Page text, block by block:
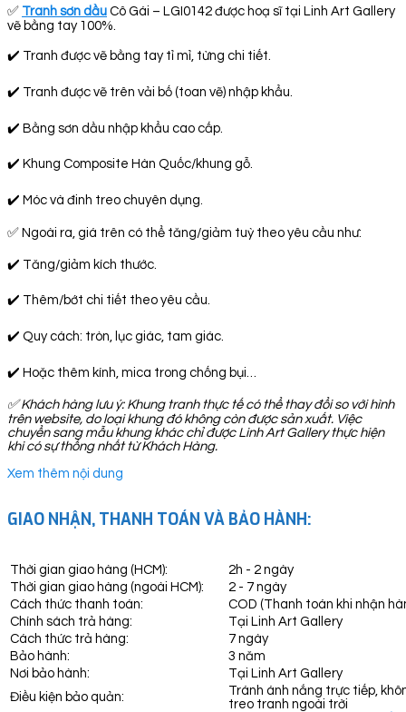
✅ Tranh sơn dầu Cô Gái – LGI0142 được hoạ sĩ tại Linh Art Gallery
vẽ bằng tay 100%.
✔️ Tranh được vẽ bằng tay tỉ mỉ, từng chi tiết.
✔️ Tranh được vẽ trên vải bố (toan vẽ) nhập khẩu.
✔️ Bằng sơn dầu nhập khẩu cao cấp.
✔️ Khung Composite Hàn Quốc/khung gỗ.
✔️ Móc và đinh treo chuyên dụng.
✅ Ngoài ra, giá trên có thể tăng/giảm tuỳ theo yêu cầu như:
✔️ Tăng/giảm kích thước.
✔️ Thêm/bớt chi tiết theo yêu cầu.
✔️ Quy cách: tròn, lục giác, tam giác.
✔️ Hoặc thêm kính, mica trong chống bụi…
✅Khách hàng lưu ý: Khung tranh thực tế có thể thay đổi so với hình
trên website, do loại khung đó không còn được sản xuất. Việc
chuyển sang mẫu khung khác chỉ được Linh Art Gallery thực hiện
khi có sự thống nhất từ Khách Hàng.
Xem thêm nội dung
GIAO NHẬN, THANH TOÁN VÀ BẢO HÀNH:
Thời gian giao hàng (HCM):
2h - 2 ngày
Thời gian giao hàng (ngoài HCM):
2 - 7 ngày
Cách thức thanh toán:
COD (Thanh toán khi nhận
Chính sách trả hàng:
Tại Linh Art Gallery
Cách thức trả hàng:
7 ngày
Bảo hành:
3 năm
Nơi bảo hành:
Tại Linh Art Gallery
Điều kiện bảo quản:
Tránh ánh nắng trực tiếp,
treo tranh ngoài trời